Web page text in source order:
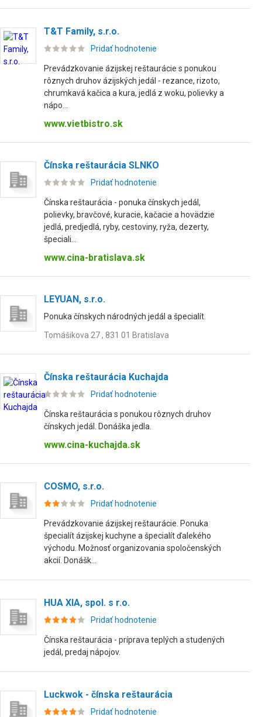
T&T Family, s.r.o.
Pridať hodnotenie
Prevádzkovanie ázijskej reštaurácie s ponukou
rôznych druhov ázijských jedál - rezance, rizoto,
chrumkavá kačica a kura, jedlá z woku, polievky a
nápo...
www.vietbistro.sk
Čínska reštaurácia SLNKO
Pridať hodnotenie
Čínska reštaurácia - ponuka čínskych jedál,
polievky, bravčové, kuracie, kačacie a hovädzie
jedlá, predjedlá, ryby, cestoviny, ryža, dezerty,
špeciali...
www.cina-bratislava.sk
LEYUAN, s.r.o.
Ponuka čínskych národných jedál a špecialít.
Tomášikova 27 , 831 01 Bratislava
Čínska reštaurácia Kuchajda
Pridať hodnotenie
Čínska reštaurácia s ponukou rôznych druhov
čínskych jedál. Donáška jedla.
www.cina-kuchajda.sk
COSMO, s.r.o.
Pridať hodnotenie
Prevádzkovanie ázijskej reštaurácie. Ponuka
špecialít ázijskej kuchyne a špecialít ďalekého
východu. Možnosť organizovania spoločenských
akcií. Donášk...
HUA XIA, spol. s r.o.
Pridať hodnotenie
Čínska reštaurácia - príprava teplých a studených
jedál, predaj nápojov.
Luckwok - čínska reštaurácia
Pridať hodnotenie